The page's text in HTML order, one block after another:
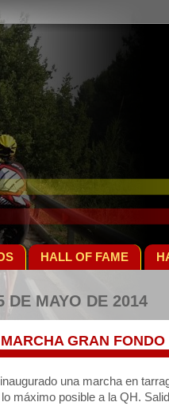
HALL OF FAME
DE MAYO DE 2014
MARCHA GRAN
una marcha en
máximo posible a la QH.